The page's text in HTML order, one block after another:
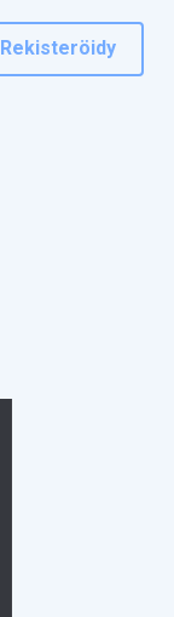
Rekisteröidy